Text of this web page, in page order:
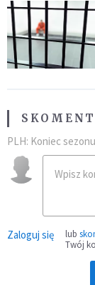
PLH: Koniec
Zaloguj się lub
Twój